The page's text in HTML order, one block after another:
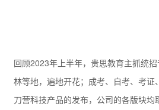
回顾2023年上半年，贵思教育主抓统
林等地，遍地开花；成考、自考、考证
刀营科技产品的发布，公司的各版块